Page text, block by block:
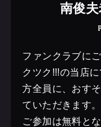
南俊
ファンクラブに
クツク!!!の当店
方全員に、おす
ていただきます。
ご参加は無料と